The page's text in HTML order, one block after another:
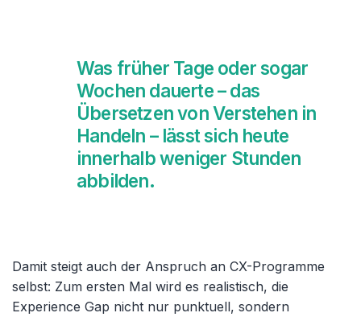
Was früher Tage oder sogar
Wochen dauerte – das
Übersetzen von Verstehen in
Handeln – lässt sich heute
innerhalb weniger Stunden
abbilden.
Damit steigt auch der Anspruch an CX-Programme
selbst: Zum ersten Mal wird es realistisch, die
Experience Gap nicht nur punktuell, sondern